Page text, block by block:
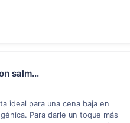
salm...
ideal para una cena baja en
Para darle un toque más